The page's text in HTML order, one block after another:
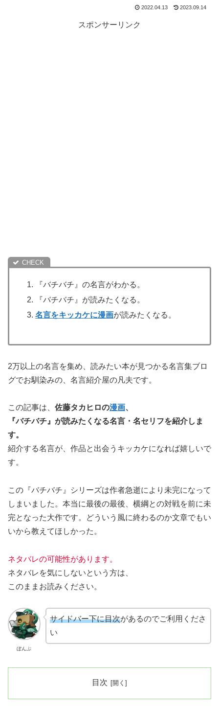
2022.04.13 2023.09.14
スポンサーリンク
『バチバチ』の名言がわかる。
『バチバチ』が読みたくなる。
名言をキッカケに漫画が読みたくなる。
2万以上の名言を集め、読みたい本が見つかる名言集ブロ
グでお馴染みの、名言紹介屋の凡夫です。
この記事は、 佐藤タカヒロの漫画、
『バチバチ』が読みたくなる名言・名セリフを紹介しま
す。
紹介する名言が、作品と出会うキッカケになれば嬉しいで
す。
この『バチバチ』シリーズは作者急逝により未完になって
しまいました。本当に最後の最後、横綱との対戦を前に未
完となった大作です。どういう風に終わるのか文章でもい
いから教えてほしかった。
ネタバレの可能性があります。
ネタバレを気にしないという方は、
このままお読みください。
ぼんぷ
サイドバー下に目次があるのでご利用くださ
い
目次